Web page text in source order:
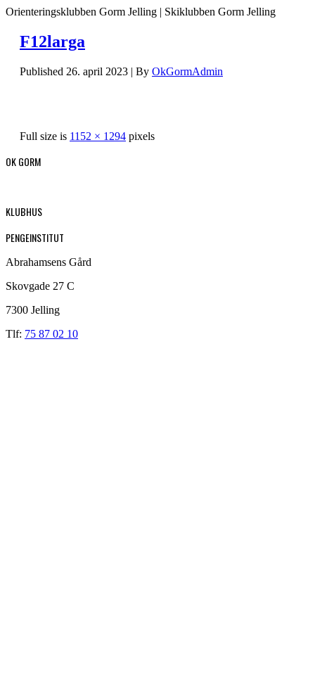
Orienteringsklubben Gorm Jelling | Skiklubben Gorm Jelling
F12larga
Published 26. april 2023 | By OkGormAdmin
Full size is 1152 × 1294 pixels
OK GORM
KLUBHUS
PENGEINSTITUT
Abrahamsens Gård
Skovgade 27 C
7300 Jelling
Tlf: 75 87 02 10